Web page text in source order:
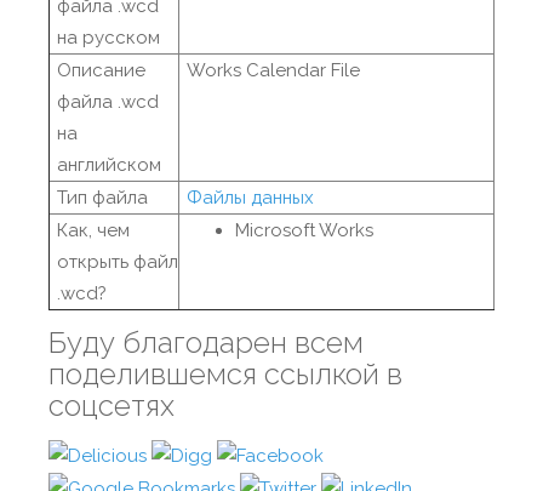
файла .wcd
на русском
Описание
файла .wcd
на
английском
Works Calendar File
Тип файла
Файлы данных
Как, чем
открыть файл
.wcd?
Microsoft Works
Буду благодарен всем
поделившемся ссылкой в
соцсетях